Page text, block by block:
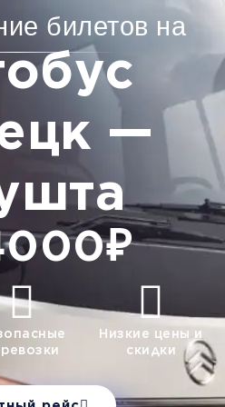
билетов на
—
Низкие цены и
скидки